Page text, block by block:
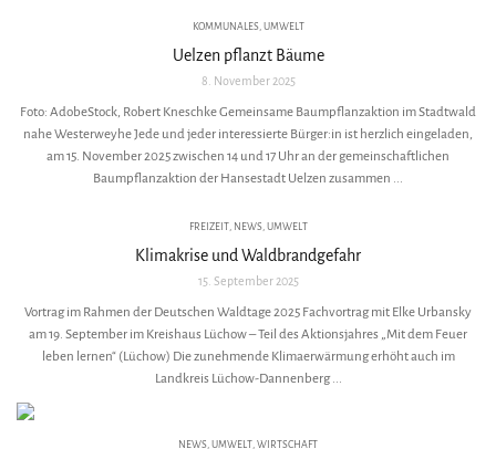
KOMMUNALES, UMWELT
Uelzen pflanzt Bäume
8. November 2025
Foto: AdobeStock, Robert Kneschke Gemeinsame Baumpflanzaktion im Stadtwald
nahe Westerweyhe Jede und jeder interessierte Bürger:in ist herzlich eingeladen,
am 15. November 2025 zwischen 14 und 17 Uhr an der gemeinschaftlichen
Baumpflanzaktion der Hansestadt Uelzen zusammen ...
FREIZEIT, NEWS, UMWELT
Klimakrise und Waldbrandgefahr
15. September 2025
Vortrag im Rahmen der Deutschen Waldtage 2025 Fachvortrag mit Elke Urbansky
am 19. September im Kreishaus Lüchow – Teil des Aktionsjahres „Mit dem Feuer
leben lernen“ (Lüchow) Die zunehmende Klimaerwärmung erhöht auch im
Landkreis Lüchow-Dannenberg ...
NEWS UMWELT WIRTSCHAFT